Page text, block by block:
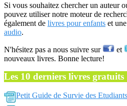
Si vous souhaitez chercher un auteur
pouvez utiliser notre moteur de
également de livres pour enfants et
audio.
N'hésitez pas a nous suivre sur et
nouveaux livres. Bonne lecture!
Les 10 derniers livres gratuits
Petit Guide de Survie des Etudiants